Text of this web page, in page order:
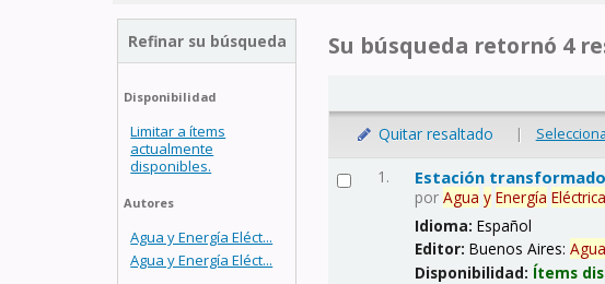
Refinar su búsqueda
Disponibilidad
Limitar a ítems
actualmente
disponibles.
Autores
Agua y Energía Eléct...
Agua y Energía Eléct...
Su búsqueda retornó 4
Quitar resaltado |
1. Estación
porAgua y Energía
Idioma:Español
Editor:Buenos Aires:Agua
Disponibilidad: Ítems